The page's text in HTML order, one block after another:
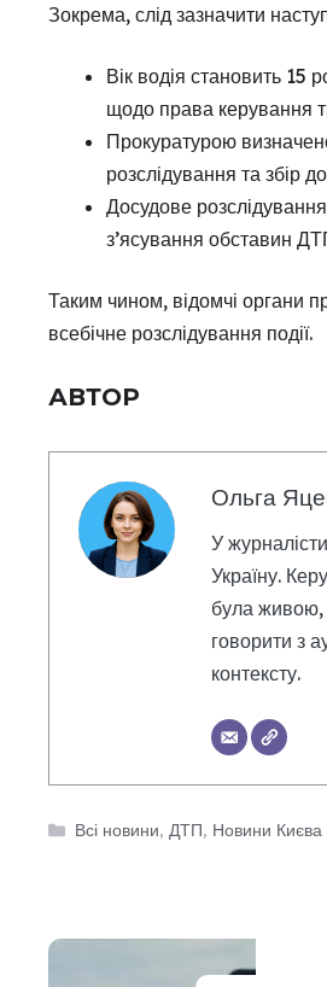
Зокрема, слід зазначити
Вік водія становить 15
щодо права керування
Прокуратурою
розслідування та збір
Досудове
з’ясування обставин
Таким чином, відомчі органи
всебічне розслідування події.
АВТОР
Ольга
У
Україну.
була живою,
говорити з
контексту.
Категорії
Всі новини, ДТП, Новини Києва